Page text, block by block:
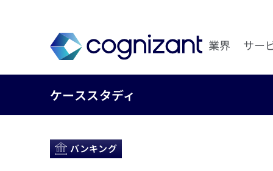
業界 サー
ケーススタディ
バンキング